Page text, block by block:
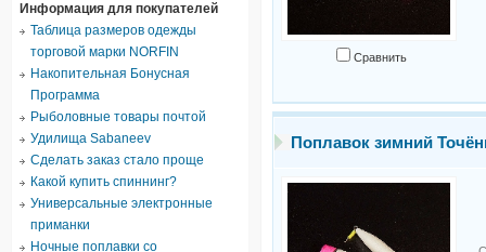
Информация для покупателей
Таблица размеров одежды
торговой марки NORFIN
Накопительная Бонусная
Программа
Рыболовные товары почтой
Удилища Sabaneev
Сделать заказ стало проще
Какой купить спиннинг?
Универсальные электронные
приманки
Ночные поплавки со
Сравнить
Поплавок зимний